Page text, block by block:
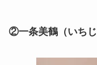
②一条美鶴（いち